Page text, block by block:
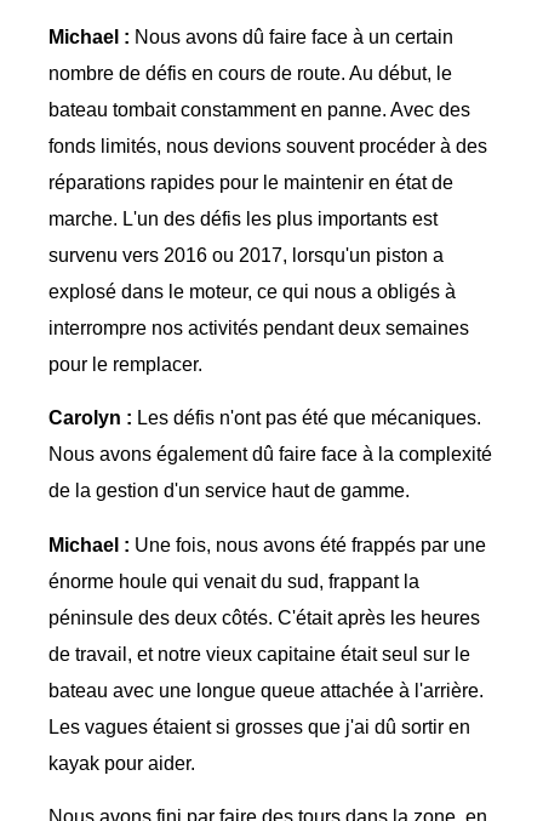
Michael : Nous avons dû faire face à un certain
nombre de défis en cours de route. Au début, le
bateau tombait constamment en panne. Avec des
fonds limités, nous devions souvent procéder à des
réparations rapides pour le maintenir en état de
marche. L'un des défis les plus importants est
survenu vers 2016 ou 2017, lorsqu'un piston a
explosé dans le moteur, ce qui nous a obligés à
interrompre nos activités pendant deux semaines
pour le remplacer.
Carolyn : Les défis n'ont pas été que mécaniques.
Nous avons également dû faire face à la complexité
de la gestion d'un service haut de gamme.
Michael : Une fois, nous avons été frappés par une
énorme houle qui venait du sud, frappant la
péninsule des deux côtés. C'était après les heures
de travail, et notre vieux capitaine était seul sur le
bateau avec une longue queue attachée à l'arrière.
Les vagues étaient si grosses que j'ai dû sortir en
kayak pour aider.